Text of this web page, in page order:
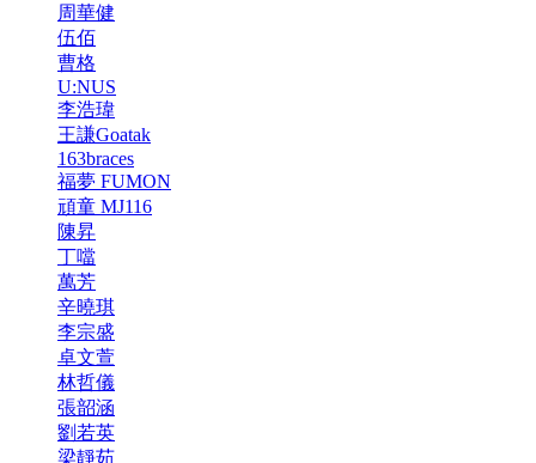
周華健
伍佰
曹格
U:NUS
李浩瑋
王謙Goatak
163braces
福夢 FUMON
頑童 MJ116
陳昇
丁噹
萬芳
辛曉琪
李宗盛
卓文萱
林哲儀
張韶涵
劉若英
梁靜茹